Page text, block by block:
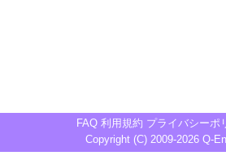
FAQ 利用規約 プライバシーポ
Copyright (C) 2009-2026 Q-